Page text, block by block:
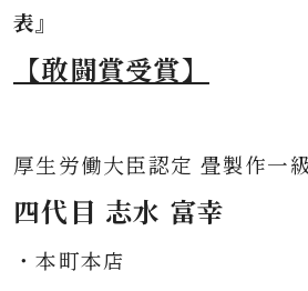
表』
【敢闘賞受賞】
厚生労働大臣認定 畳製作一
四代目 志水 富幸
・本町本店